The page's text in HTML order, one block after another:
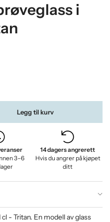
i
Legg til kurv
3–6
14 dagers angrerett
Hvis du angrer på kjøpet
ditt
- Tritan. En modell av glass